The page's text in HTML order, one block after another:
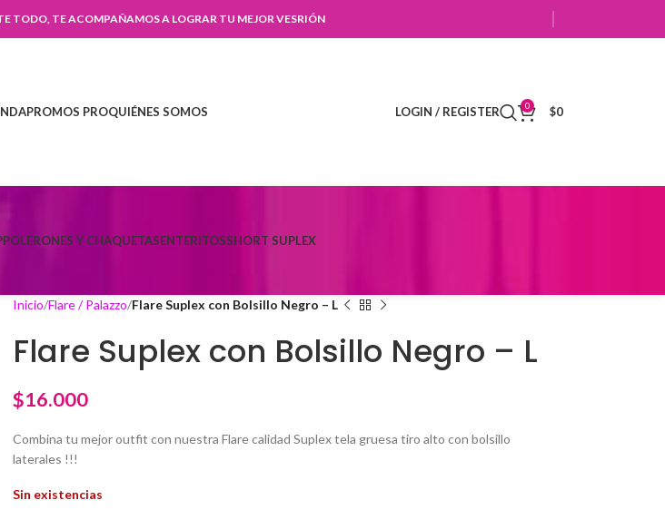
TODO, TE ACOMPAÑAMOS A LOGRAR TU MEJOR VESRIÓN
PROMOS PROQUIÉNES SOMOS LOGIN / REGISTER 0 $0
POLERONES Y CHAQUETASENTERITOSSHORT SUPLEX
Inicio Flare / Palazzo Flare Suplex con Bolsillo Negro – L
Flare Suplex con Bolsillo Negro – L
$16.000
Combina tu mejor outfit con nuestra Flare calidad Suplex tela gruesa tiro alto con bolsillo
laterales !!!
Sin existencias